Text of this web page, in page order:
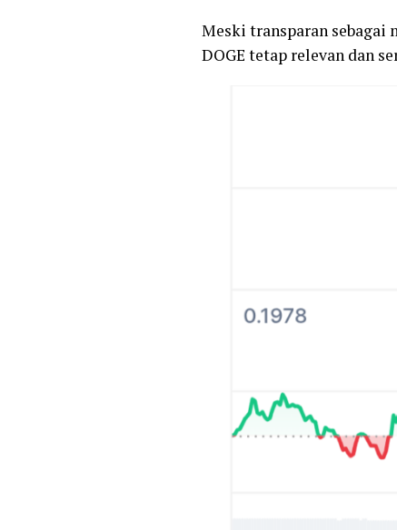
Meski transparan sebagai
DOGE tetap relevan dan